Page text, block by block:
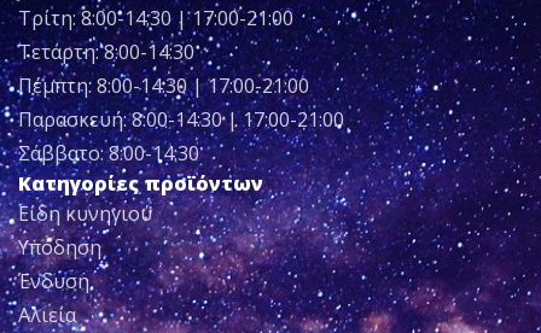
Τρίτη: 8:00-14:30 | 17:00-21:00
Τετάρτη: 8:00-14:30
Πέμπτη: 8:00-14:30 | 17:00-21:00
Παρασκευή: 8:00-14:30 | 17:00-21:00
Σάββατο: 8:00-14:30
Κατηγορίες προϊόντων
Είδη κυνηγιού
Υπόδηση
Ένδυση
Αλιεία